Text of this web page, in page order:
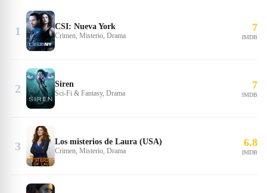
1 CSI: Nueva York
Crimen, Misterio, Drama
7
IMDB
2 Siren
Sci-Fi & Fantasy, Drama
7
IMDB
3 Los misterios de Laura (USA)
Crimen, Misterio, Drama
6.8
IMDB